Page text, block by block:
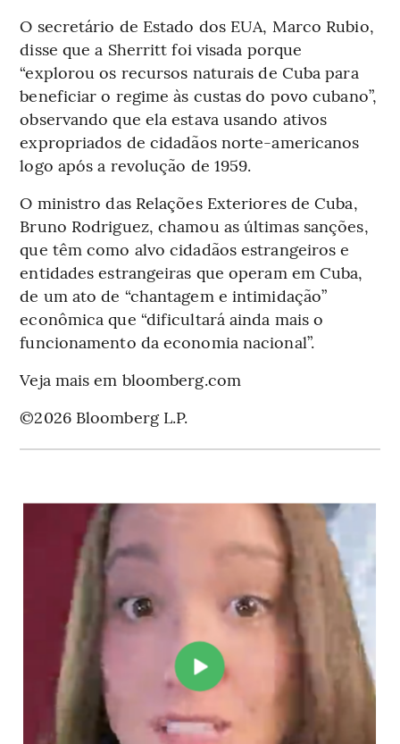
O secretário de Estado dos EUA, Marco Rubio,
disse que a Sherritt foi visada porque
“explorou os recursos naturais de Cuba para
beneficiar o regime às custas do povo cubano”,
observando que ela estava usando ativos
expropriados de cidadãos norte-americanos
logo após a revolução de 1959.
O ministro das Relações Exteriores de Cuba,
Bruno Rodriguez, chamou as últimas sanções,
que têm como alvo cidadãos estrangeiros e
entidades estrangeiras que operam em Cuba,
de um ato de “chantagem e intimidação”
econômica que “dificultará ainda mais o
funcionamento da economia nacional”.
Veja mais em bloomberg.com
©2026 Bloomberg L.P.